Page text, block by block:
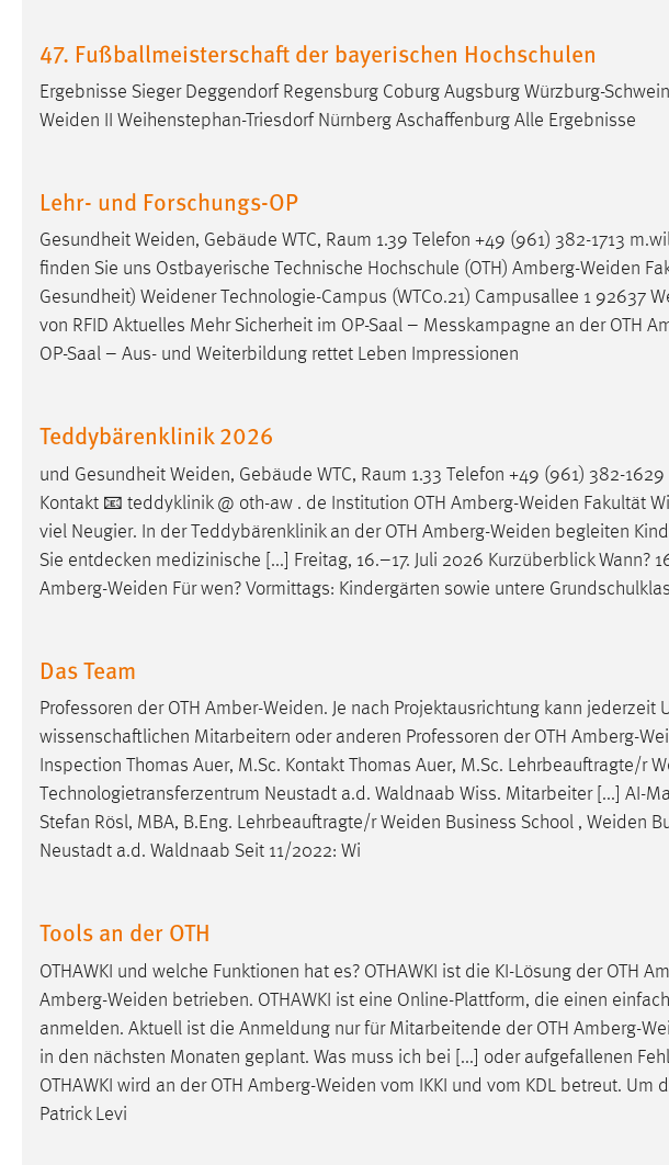
47. Fußballmeisterschaft der bayerischen Hochschulen
Ergebnisse Sieger Deggendorf Regensburg Coburg Augsburg Würzburg-
Weiden II Weihenstephan-Triesdorf Nürnberg Aschaffenburg Alle Ergebnisse
Lehr- und Forschungs-OP
Gesundheit Weiden, Gebäude WTC, Raum 1.39 Telefon +49 (961) 382-1713
finden Sie uns Ostbayerische Technische Hochschule (OTH) Amberg-Weiden
Gesundheit) WeidenerTechnologie-Campus (WTC0.21) Campusallee 1 92637
von RFID Aktuelles Mehr Sicherheit im OP-Saal – Messkampagne an der OTH
OP-Saal – Aus- und Weiterbildung rettet Leben Impressionen
Teddybärenklinik 2026
und Gesundheit Weiden, Gebäude WTC, Raum 1.33 Telefon +49 (961) 382-
Kontakt 📧 teddyklinik @ oth-aw . de Institution OTH Amberg-Weiden Fakultät
viel Neugier. In der Teddybärenklinik an der OTH Amberg-Weiden begleiten
Sie entdecken medizinische [...] Freitag, 16.–17. Juli 2026 Kurzüberblick Wann?
Amberg-Weiden Für wen? Vormittags: Kindergärten sowie untere
Das Team
Professoren der OTH Amber-Weiden. Je nach Projektausrichtung kann jederzeit
wissenschaftlichen Mitarbeitern oder anderen Professoren der OTH Amberg-
Inspection Thomas Auer, M.Sc. Kontakt Thomas Auer, M.Sc. Lehrbeauftragte/r
Technologietransferzentrum Neustadt a.d. Waldnaab Wiss. Mitarbeiter [...] AI-
Stefan Rösl, MBA, B.Eng. Lehrbeauftragte/rWeiden Business School , Weiden
Neustadt a.d. Waldnaab Seit 11/2022: Wi
Tools an der OTH
OTHAWKI und welche Funktionen hat es? OTHAWKI ist die KI-Lösung der OTH
Amberg-Weiden betrieben. OTHAWKI ist eine Online-Plattform, die einen
anmelden. Aktuell ist die Anmeldung nur für Mitarbeitende der OTH Amberg-
in den nächsten Monaten geplant. Was muss ich bei [...] oder aufgefallenen
OTHAWKI wird an der OTH Amberg-Weiden vom IKKI und vom KDL betreut. Um
Patrick Levi
EXTERNE MEDIEN
externen Medien Cookies gesetzt.
YouTube
Vimeo